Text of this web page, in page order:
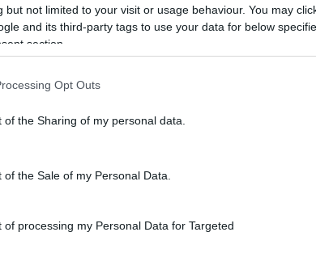
but not limited to your visit or usage behaviour. You may
and its third-party tags to use your data for below
section.
Opt Outs
of the Sharing of my personal data.
the Sale of my Personal Data.
of processing my Personal Data for Targeted